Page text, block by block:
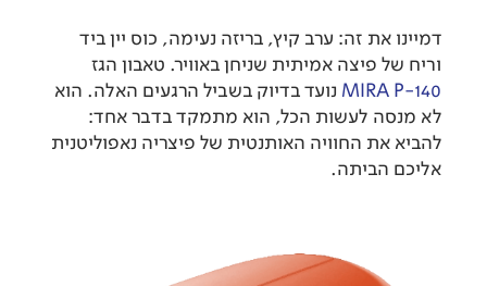
דמיינו את זה: ערב קיץ, בריזה נעימה, כוס יין ביד
וריח של פיצה אמיתית שניחן באוויר. טאבון הגז
MIRA P-140 נועד בדיוק בשביל הרגעים האלה. הוא
לא מנסה לעשות הכל, הוא מתמקד בדבר אחד:
להביא את החוויה האותנטית של פיצריה נאפוליטנית
אליכם הביתה.